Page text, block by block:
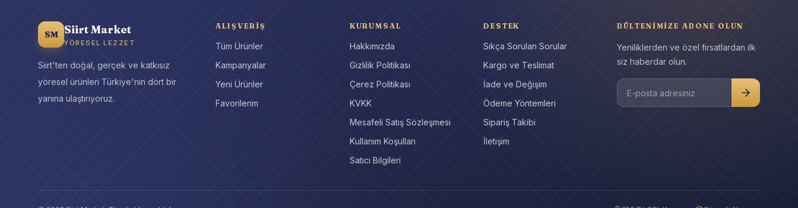
SM Siirt Market
YÖRESEL LEZZET
Siirt'ten doğal, gerçek ve katkısız
yöresel ürünleri Türkiye'nin dört bir
yanına ulaştırıyoruz.
ALIŞVERIŞ
Tüm Ürünler
Kampanyalar
Yeni Ürünler
Favorilerim
KURUMSAL
Hakkımızda
Gizlilik Politikası
Çerez Politikası
KVKK
Mesafeli Satış Sözleşmesi
Kullanım Koşulları
Satıcı Bilgileri
DESTEK
Sıkça Sorulan Sorular
Kargo ve Teslimat
İade ve Değişim
Ödeme Yöntemleri
Sipariş Takibi
İletişim
BÜLTENIMIZE ABONE OLUN
Yeniliklerden ve özel fırsatlardan ilk
siz haberdar olun.
E-posta adresiniz